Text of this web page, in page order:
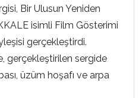
Bir Ulusun Yeniden
isimli Film Gösterimi
gerçekleştirdi.
gerçekleştirilen sergide
üzüm hoşafı ve arpa